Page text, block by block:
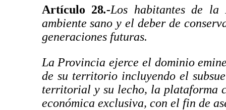
Artículo 28.-Los habitantes de
ambiente sano y el deber de
generaciones futuras.
La Provincia ejerce el dominio
de su territorio incluyendo el
territorial y su lecho, la plataforma
económica exclusiva, con el fin de